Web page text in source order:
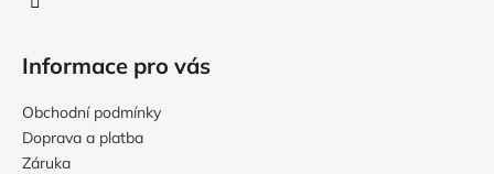
Informace pro vás
Obchodní podmínky
Doprava a platba
Záruka